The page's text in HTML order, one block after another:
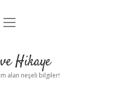
Uyarı
menüyü
Hikaye
alan neşeli bilgiler!